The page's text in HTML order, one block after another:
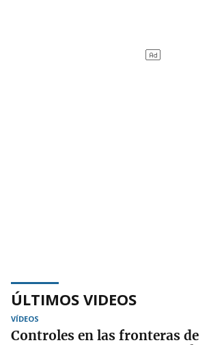
ÚLTIMOS VIDEOS
VÍDEOS
Controles en las fronteras de